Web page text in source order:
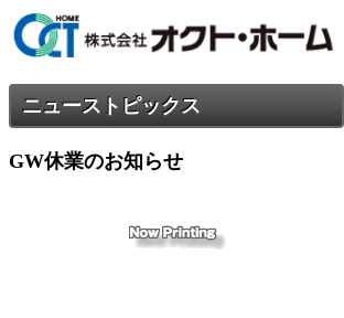
ニューストピックス
GW休業のお知らせ